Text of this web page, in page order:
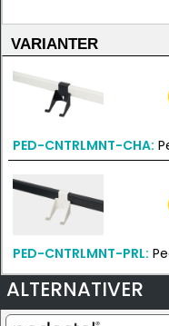
VARIANTER
PED-CNTRLMNT-CHA:
PED-CNTRLMNT-PRL:
ALTERNATIVER